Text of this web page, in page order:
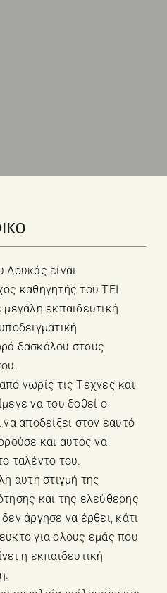
Λουκάς είναι
καθηγητής του ΤΕΙ
εκπαιδευτική
δασκάλου στους
νωρίς τις Τέχνες και
να του δοθεί ο
να αποδείξει στον εαυτό
και αυτός να
ταλέντο του.
αυτή στιγμή της
και της ελεύθερης
άργησε να έρθει, κάτι
για όλους εμάς που
η εκπαιδευτική